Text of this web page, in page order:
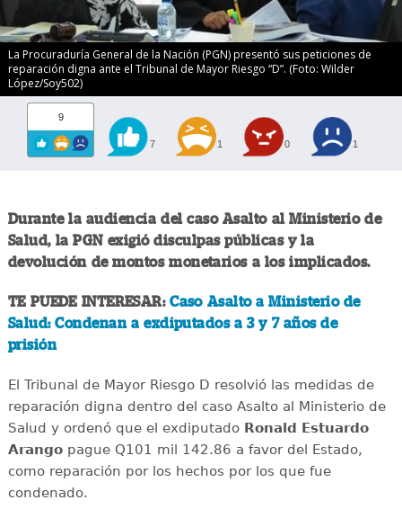
La Procuraduría General de la Nación (PGN) presentó sus peticiones de
reparación digna ante el Tribunal de Mayor Riesgo “D”. (Foto: Wilder
López/Soy502)
9
7 1 0 1
Durante la audiencia del caso Asalto al Ministerio de
Salud, la PGN exigió disculpas públicas y la
devolución de montos monetarios a los implicados.
TE PUEDE INTERESAR:Caso Asalto a Ministerio de
Salud: Condenan a exdiputados a 3 y 7 años de
prisión
El Tribunal de Mayor Riesgo D resolvió las medidas de
reparación digna dentro del caso Asalto al Ministerio de
Salud y ordenó que el exdiputado Ronald Estuardo
Arangopague Q101 mil 142.86 a favor del Estado,
como reparación por los hechos por los que fue
condenado.